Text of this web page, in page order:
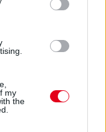
my
the
a nagydíjat
Red Bull csapata –
történt
váltót az 1-es
reggel került sor az